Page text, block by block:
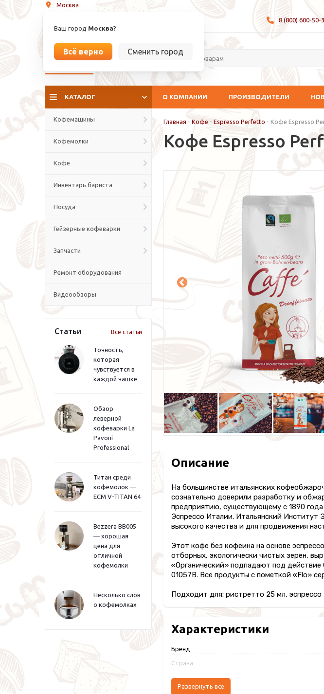
Москва
Ваш город Москва?
Всё верно Сменить город
8 (800) 600-50-
La culture del caffé
КАТАЛОГ О КОМПАНИИ ПРОИЗВОДИТЕЛИ
Кофемашины
Кофемолки
Кофе
Инвентарь бариста
Посуда
Гейзерные кофеварки
Запчасти
Ремонт оборудования
Видеообзоры
Статьи Все статьи
Точность,
которая
чувствуется в
каждой чашке
Обзор
леверной
кофеварки La
Pavoni
Professional
Титан среди
кофемолок —
ECM V-TITAN 64
Bezzera BB005
— хорошая
цена для
отличной
кофемолки
Несколько слов
о кофемолках
Главная - Кофе - Espresso Perfetto - Кофе Espresso
Кофе Espresso
Описание
На большинстве итальянских
сознательно доверили разработку и
предприятию, существующему с 1890
Эспрессо Италии. Итальянский Институт
высокого качества и для продвижения
Этот кофе без кофеина на основе
отборных, экологически чистых зерен,
«Органический» подпадают под действие
01057B. Все продукты с пометкой «Flo»
Подходит для: ристретто 25 мл, эспрессо
Характеристики
Бренд
Страна
Развернуть все